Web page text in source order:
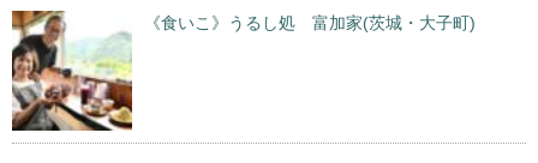
《食いこ》うるし処 富加家(茨城・大子町)